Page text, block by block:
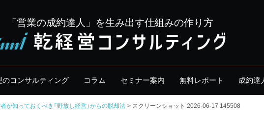
「営業の成約達人」を生み出す仕組みの作り方
のコンサルティング コラム セミナー案内 無料レポート 成約達
が知っておくべき「野放し経営」からの脱却法 スクリーンショット 2026-06-17 145508